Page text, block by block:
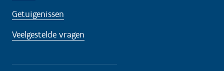
Getuigenissen
Veelgestelde vragen